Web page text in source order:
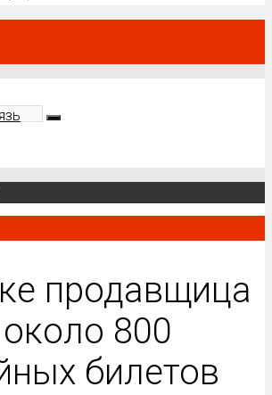
продавщица
800
билетов